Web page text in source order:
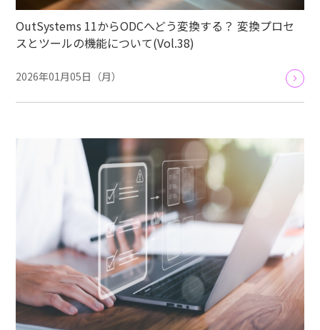
OutSystems 11からODCへどう変換する？ 変換プロセ
スとツールの機能について(Vol.38)
2026年01月05日（月）